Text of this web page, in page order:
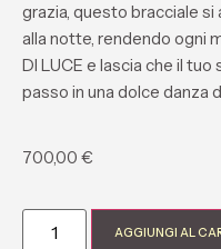
grazia, questo bracciale
alla notte, rendendo ogni
DI LUCE e lascia che il
passo in una dolce danza
700,00 €
AGGIUNGI AL